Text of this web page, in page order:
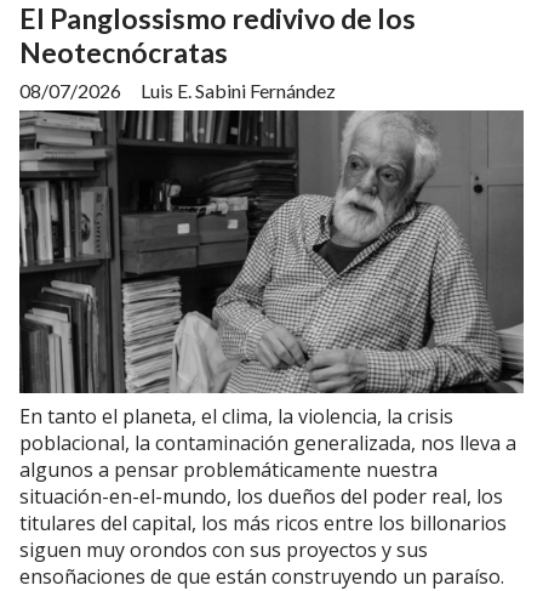
El Panglossismo redivivo de los
Neotecnócratas
Luis E. Sabini Fernández
08/07/2026
En tanto el planeta, el clima, la violencia, la crisis
poblacional, la contaminación generalizada, nos lleva a
algunos a pensar problemáticamente nuestra
situación-en-el-mundo, los dueños del poder real, los
titulares del capital, los más ricos entre los billonarios
siguen muy orondos con sus proyectos y sus
ensoñaciones de que están construyendo un paraíso.